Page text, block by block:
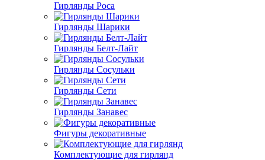
Гирлянды Роса
Гирлянды Шарики
Гирлянды Белт-Лайт
Гирлянды Сосульки
Гирлянды Сети
Гирлянды Занавес
Фигуры декоративные
Комплектующие для гирлянд